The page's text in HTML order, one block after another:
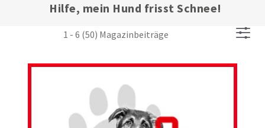
Arthrose beim Hund: Wenn die
Stoßdämpfer nicht mehr funktionieren